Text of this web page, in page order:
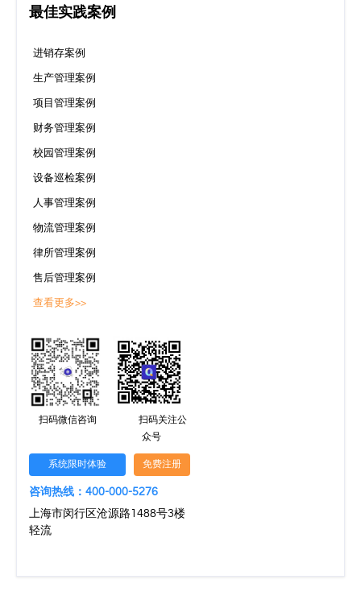
最佳实践案例
进销存案例
生产管理案例
项目管理案例
财务管理案例
校园管理案例
设备巡检案例
人事管理案例
物流管理案例
律所管理案例
售后管理案例
查看更多>>
扫码微信咨询
扫码关注公
众号
系统限时体验 免费注册
咨询热线：400-000-5276
上海市闵行区沧源路1488号3楼
轻流